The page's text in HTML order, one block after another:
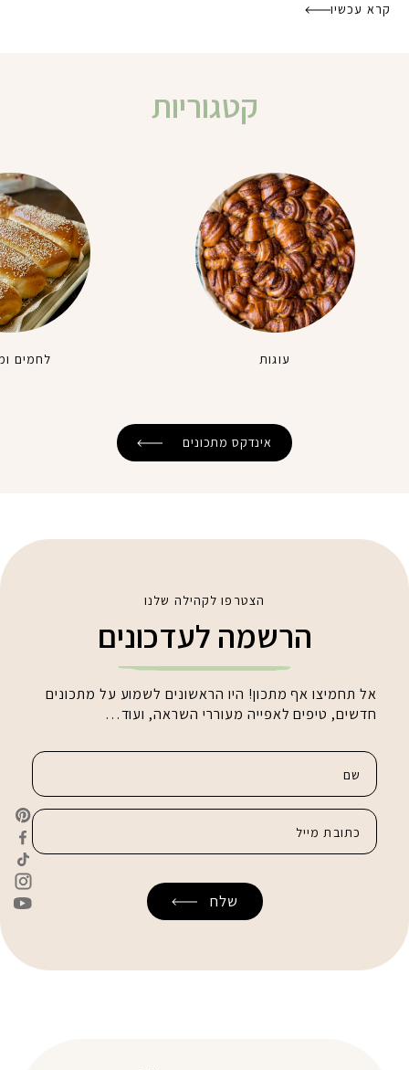
קרא עכשיו
קטגוריות
עוגות לחמים
אינדקס מתכונים
הצטרפו לקהילה שלנו
הרשמה לעדכונים
אל תחמיצו אף מתכון! היו הראשונים לשמוע על מתכונים
חדשים, טיפים לאפייה מעוררי השראה, ועוד…